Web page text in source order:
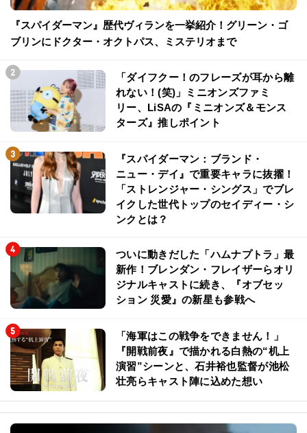
『スパイダーマン』歴代ヴィランを一挙紹介！グリーン・ゴ
ブリンにドクター・オクトパス、ミステリオまで
「ダイフクー！のフレーズが耳から離
れない！(笑)」ミニオンズファミ
リー、LiSAの『ミニオンズ＆モンス
ターズ』推しポイント
『スパイダーマン：ブランド・
ニュー・デイ』で重要キャラに抜擢！
「ストレンジャー・シングス」でブレ
イクした世代トップのセイディー・シ
ンクとは？
ついに動きだした「ハムナプトラ」最
新作！ブレンダン・フレイザーらオリ
ジナルキャストに続き、『オブセッ
ション 災愛』の新星も参戦へ
「海軍はこの戦争をできません！」
『開戦前夜』で描かれる白熱の“机上
演習”シーンと、石井裕也監督が池松
壮亮らキャスト陣に込めた想い